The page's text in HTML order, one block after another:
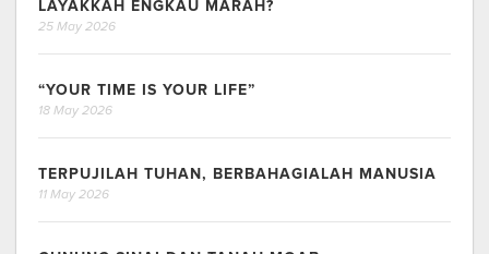
LAYAKKAH ENGKAU MARAH?
25 May 2026
“YOUR TIME IS YOUR LIFE”
18 May 2026
TERPUJILAH TUHAN, BERBAHAGIALAH MANUSIA
11 May 2026